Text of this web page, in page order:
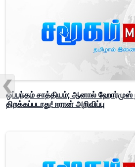
ஒப்பந்தம் சாத்தியம்; ஆனால் ஹோர்முஸ்
திறக்கப்படாது! ஈரான் அறிவிப்பு